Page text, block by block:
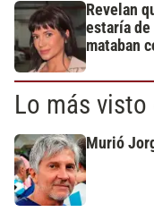
Revelan
estaría
mataban
Lo más visto
Murió